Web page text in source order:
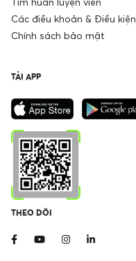
Các điều khoản & Điều kiện
Chính sách bảo mật
TẢI APP
THEO DÕI